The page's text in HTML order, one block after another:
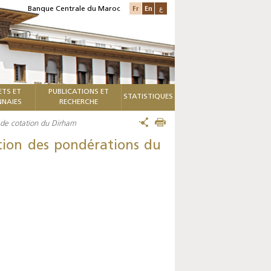
Banque Centrale du Maroc Fr En ع
ET
PUBLICATIONS ET
RECHERCHE
STATISTIQUES
cotation du Dirham
des pondérations du